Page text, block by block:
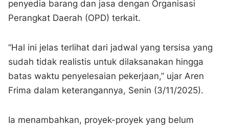
penyedia barang dan jasa dengan Organisasi
Perangkat Daerah (OPD) terkait.
“Hal ini jelas terlihat dari jadwal yang tersisa yang
sudah tidak realistis untuk dilaksanakan hingga
batas waktu penyelesaian pekerjaan,” ujar Aren
Frima dalam keterangannya, Senin (3/11/2025).
Ia menambahkan, proyek-proyek yang belum